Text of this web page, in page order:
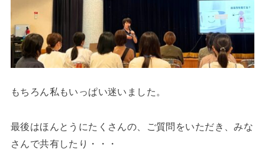
もちろん私もいっぱい迷いました。
最後はほんとうにたくさんの、ご質問をいただき、みな
さんで共有したり・・・